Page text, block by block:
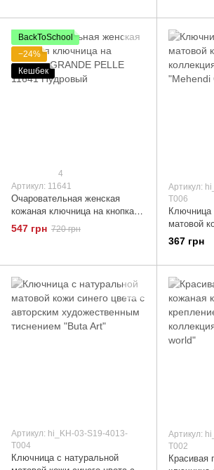
BackToSchool
−24%
Кешбек
4
Артикул: 11641
Очаровательная женская
кожаная ключница на кнопках
GRANDE PELLE 11641
Пудровый
547 грн 720 грн
Артикул:
T006
Ключница
матовой
Classic"
367 грн
Артикул: hi_KH-03-S19-4013-
T004
Ключница с натуральной
Артикул:
T002
Красивая